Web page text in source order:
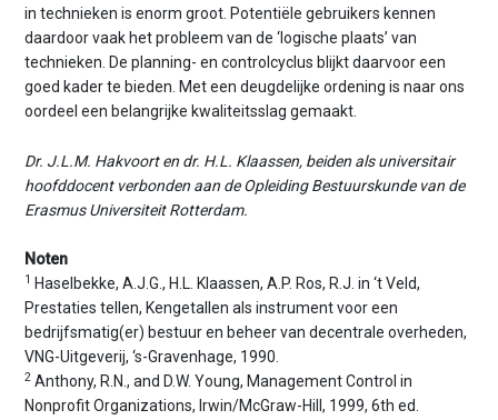
in technieken is enorm groot. Potentiële gebruikers kennen
daardoor vaak het probleem van de ‘logische plaats’ van
technieken. De planning- en controlcyclus blijkt daarvoor een
goed kader te bieden. Met een deugdelijke ordening is naar ons
oordeel een belangrijke kwaliteitsslag gemaakt.
Dr. J.L.M. Hakvoort en dr. H.L. Klaassen, beiden als universitair
hoofddocent verbonden aan de Opleiding Bestuurskunde van de
Erasmus Universiteit Rotterdam.
Noten
1 Haselbekke, A.J.G., H.L. Klaassen, A.P. Ros, R.J. in ‘t Veld,
Prestaties tellen, Kengetallen als instrument voor een
bedrijfsmatig(er) bestuur en beheer van decentrale overheden,
VNG-Uitgeverij, ‘s-Gravenhage, 1990.
2 Anthony, R.N., and D.W. Young, Management Control in
Nonprofit Organizations, Irwin/McGraw-Hill, 1999, 6th ed.